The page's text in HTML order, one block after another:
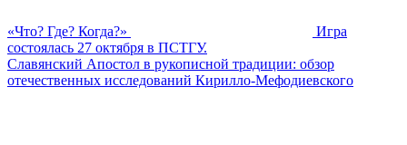
«Что? Где? Когда?»
Игра
состоялась 27 октября в ПСТГУ.
Славянский Апостол в рукописной традиции: обзор
отечественных исследований Кирилло-Мефодиевского